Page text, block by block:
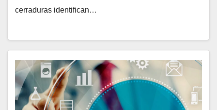
cerraduras identifican…